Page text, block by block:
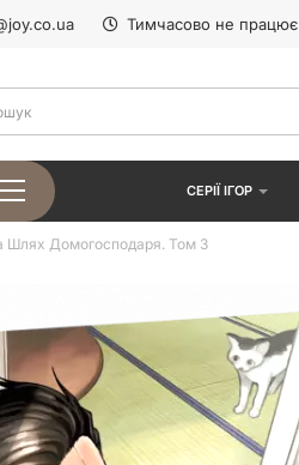
Тимчасово не працює
СЕРІЇ ІГОР
Шлях Домогосподаря. Том 3